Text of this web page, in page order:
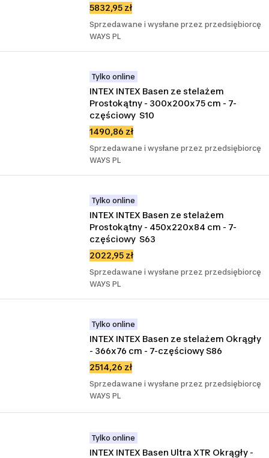
5832,95 zł
Sprzedawane i wysłane przez przedsiębiorcę
WAYS PL
Tylko online
INTEX INTEX Basen ze stelażem
Prostokątny - 300x200x75 cm - 7-
częściowy  S10
1490,86 zł
Sprzedawane i wysłane przez przedsiębiorcę
WAYS PL
Tylko online
INTEX INTEX Basen ze stelażem
Prostokątny - 450x220x84 cm - 7-
częściowy  S63
2022,95 zł
Sprzedawane i wysłane przez przedsiębiorcę
WAYS PL
Tylko online
INTEX INTEX Basen ze stelażem Okrągły
- 366x76 cm - 7-częściowy S86
2514,26 zł
Sprzedawane i wysłane przez przedsiębiorcę
WAYS PL
Tylko online
INTEX INTEX Basen Ultra XTR Okrągły -